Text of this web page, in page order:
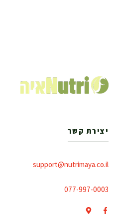
יצירת קשר
support@nutrimaya.co.il
077-997-0003